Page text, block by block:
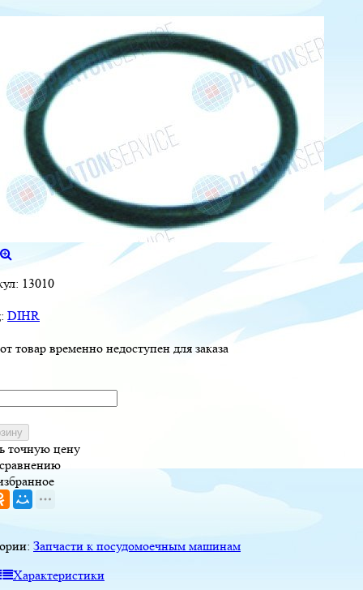
13010
DIHR
товар временно недоступен для заказа
точную цену
Запчасти к посудомоечным машинам
Характеристики